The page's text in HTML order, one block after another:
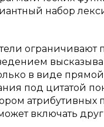
набор
в виде
под цитатой
атрибутивных
включать